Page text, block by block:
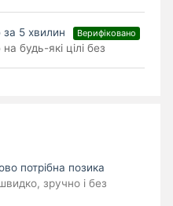
за 5 хвилин Верифіковано
будь-які цілі без
потрібна позика
зручно і без